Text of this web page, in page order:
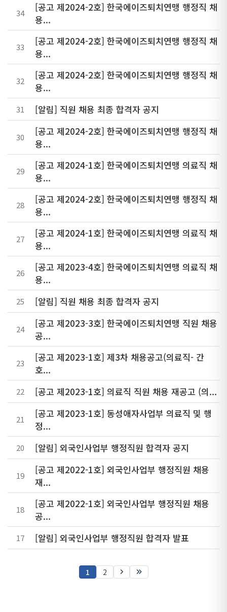
34
[공고 제2024-2호] 한국에이즈퇴치연맹 행정직 채
용...
33
[공고 제2024-2호] 한국에이즈퇴치연맹 행정직 채
용...
32
[공고 제2024-2호] 한국에이즈퇴치연맹 행정직 채
용...
31 [알림] 직원 채용 최종 합격자 공지
30
[공고 제2024-2호] 한국에이즈퇴치연맹 행정직 채
용...
29
[공고 제2024-1호] 한국에이즈퇴치연맹 의료직 채
용...
28
[공고 제2024-2호] 한국에이즈퇴치연맹 행정직 채
용...
27
[공고 제2024-1호] 한국에이즈퇴치연맹 의료직 채
용...
26
[공고 제2023-4호] 한국에이즈퇴치연맹 의료직 채
용...
25 [알림] 직원 채용 최종 합격자 공지
24
[공고 제2023-3호] 한국에이즈퇴치연맹 직원 채용
공...
23
[공고 제2023-1호] 제3차 채용공고(의료직- 간
호...
22 [공고 제2023-1호] 의료직 직원 채용 재공고 (의...
21
[공고 제2023-1호] 동성애자사업부 의료직 및 행
정...
20 [알림] 외국인사업부 행정직원 합격자 공지
19
[공고 제2022-1호] 외국인사업부 행정직원 채용
재...
18
[공고 제2022-1호] 외국인사업부 행정직원 채용
공...
17 [알림] 외국인사업부 행정직원 합격자 발표
1 2